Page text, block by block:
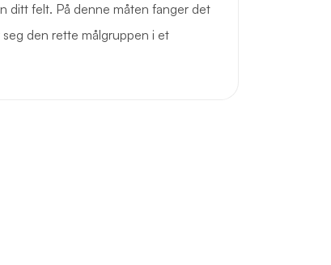
ditt felt. På denne måten fanger det
den rette målgruppen i et